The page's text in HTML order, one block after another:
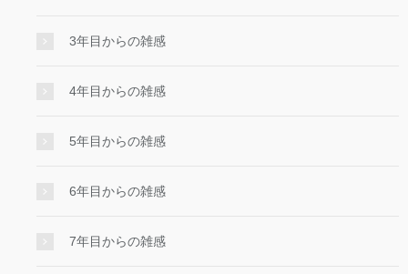
3年目からの雑感
4年目からの雑感
5年目からの雑感
6年目からの雑感
7年目からの雑感